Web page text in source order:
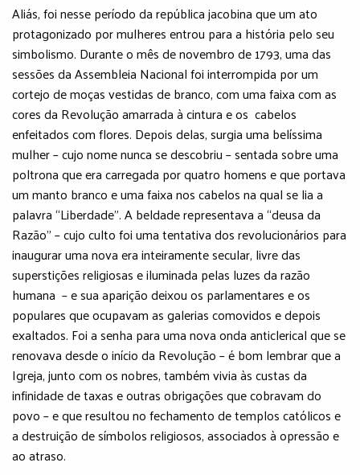
Aliás, foi nesse período da república jacobina que um ato
protagonizado por mulheres entrou para a história pelo seu
simbolismo. Durante o mês de novembro de 1793, uma das
sessões da Assembleia Nacional foi interrompida por um
cortejo de moças vestidas de branco, com uma faixa com as
cores da Revolução amarrada à cintura e os cabelos
enfeitados com flores. Depois delas, surgia uma belíssima
mulher – cujo nome nunca se descobriu – sentada sobre uma
poltrona que era carregada por quatro homens e que portava
um manto branco e uma faixa nos cabelos na qual se lia a
palavra “Liberdade”. A beldade representava a “deusa da
Razão” – cujo culto foi uma tentativa dos revolucionários para
inaugurar uma nova era inteiramente secular, livre das
superstições religiosas e iluminada pelas luzes da razão
humana – e sua aparição deixou os parlamentares e os
populares que ocupavam as galerias comovidos e depois
exaltados. Foi a senha para uma nova onda anticlerical que se
renovava desde o início da Revolução – é bom lembrar que a
Igreja, junto com os nobres, também vivia às custas da
infinidade de taxas e outras obrigações que cobravam do
povo – e que resultou no fechamento de templos católicos e
a destruição de símbolos religiosos, associados à opressão e
ao atraso.